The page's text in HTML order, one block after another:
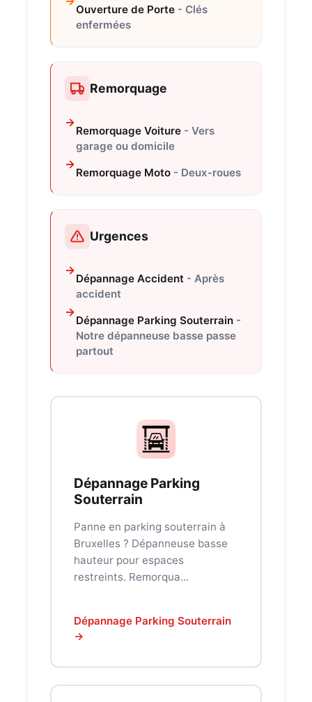
Ouverture de Porte - Clés
enfermées
Remorquage
Remorquage Voiture - Vers
garage ou domicile
Remorquage Moto - Deux-roues
Urgences
Dépannage Accident - Après
accident
Dépannage Parking Souterrain -
Notre dépanneuse basse passe
partout
Dépannage Parking
Souterrain
Panne en parking souterrain à
Bruxelles ? Dépanneuse basse
hauteur pour espaces
restreints. Remorqua...
Dépannage Parking Souterrain
→